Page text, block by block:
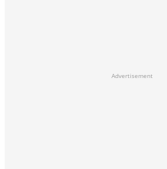
Advertisement